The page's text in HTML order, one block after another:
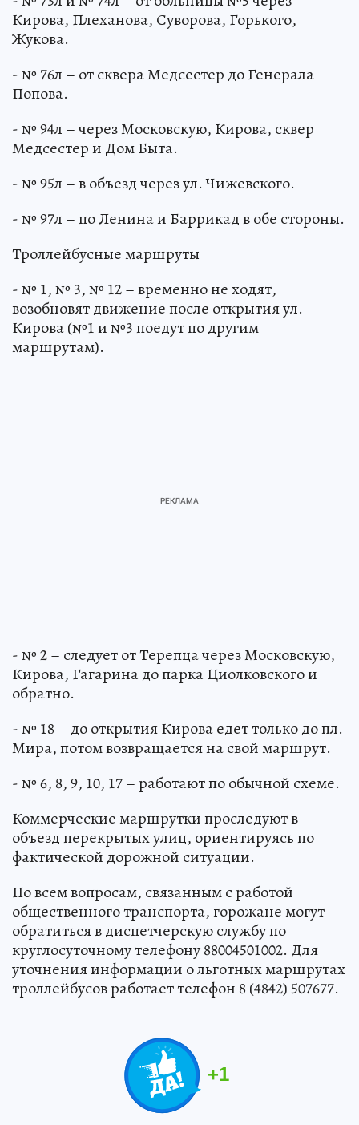
Кирова, Плеханова, Суворова, Горького,
Жукова.
- № 76л – от сквера Медсестер до Генерала
Попова.
- № 94л – через Московскую, Кирова, сквер
Медсестер и Дом Быта.
- № 95л – в объезд через ул. Чижевского.
- № 97л – по Ленина и Баррикад в обе стороны.
Троллейбусные маршруты
- № 1, № 3, № 12 – временно не ходят,
возобновят движение после открытия ул.
Кирова (№1 и №3 поедут по другим
маршрутам).
- № 2 – следует от Терепца через Московскую,
Кирова, Гагарина до парка Циолковского и
обратно.
- № 18 – до открытия Кирова едет только до пл.
Мира, потом возвращается на свой маршрут.
- № 6, 8, 9, 10, 17 – работают по обычной схеме.
Коммерческие маршрутки проследуют в
объезд перекрытых улиц, ориентируясь по
фактической дорожной ситуации.
По всем вопросам, связанным с работой
общественного транспорта, горожане могут
обратиться в диспетчерскую службу по
круглосуточному телефону 88004501002. Для
уточнения информации о льготных маршрутах
троллейбусов работает телефон 8 (4842) 507677.
+1